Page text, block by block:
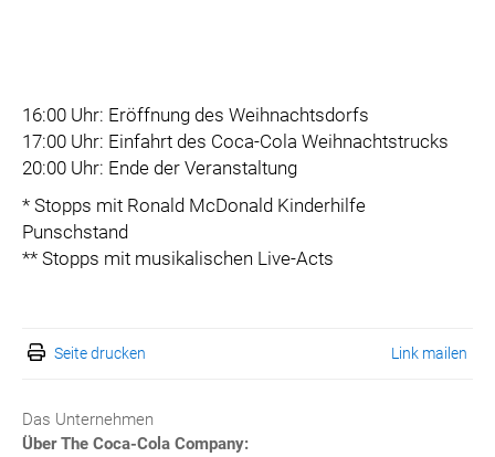
16:00 Uhr: Eröffnung des Weihnachtsdorfs
17:00 Uhr: Einfahrt des Coca-Cola Weihnachtstrucks
20:00 Uhr: Ende der Veranstaltung
* Stopps mit Ronald McDonald Kinderhilfe
Punschstand
** Stopps mit musikalischen Live-Acts
Seite drucken Link mailen
Das Unternehmen
Über The Coca-Cola Company: